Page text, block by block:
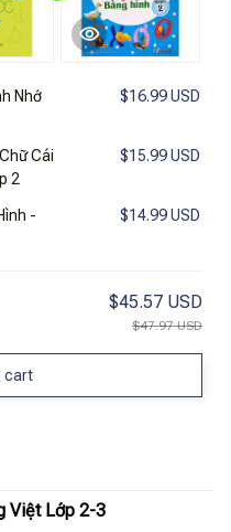
Nhớ
$16.99 USD
Cái
2
$15.99 USD
-
$14.99 USD
$45.57 USD
$47.97 USD
cart
Việt Lớp 2-3